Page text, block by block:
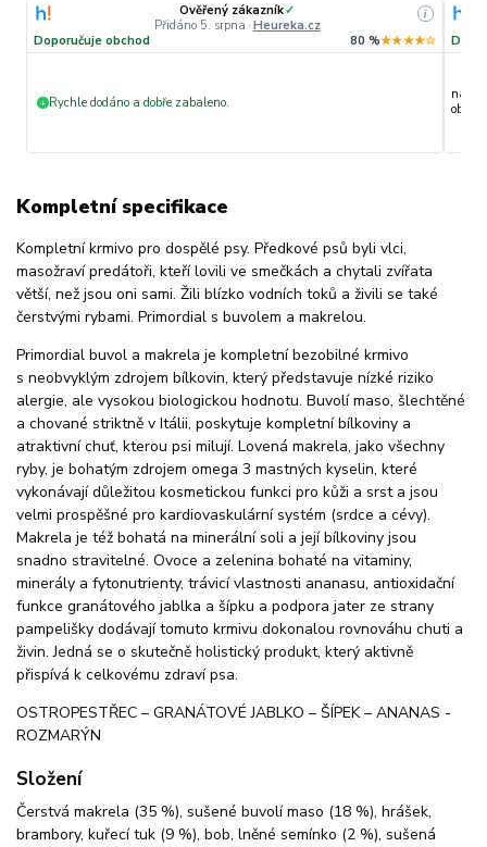
Ověřený zákazník✓
Přidáno 5. srpna · Heureka.cz
i
Doporučuje obchod 80 %★★★★☆
+ Rychle dodáno a dobře zabaleno.
Kompletní specifikace
Kompletní krmivo pro dospělé psy. Předkové psů byli vlci,
masožraví predátoři, kteří lovili ve smečkách a chytali zvířata
větší, než jsou oni sami. Žili blízko vodních toků a živili se také
čerstvými rybami. Primordial s buvolem a makrelou.
Primordial buvol a makrela je kompletní bezobilné krmivo
s neobvyklým zdrojem bílkovin, který představuje nízké riziko
alergie, ale vysokou biologickou hodnotu. Buvolí maso, šlechtěné
a chované striktně v Itálii, poskytuje kompletní bílkoviny a
atraktivní chuť, kterou psi milují. Lovená makrela, jako všechny
ryby, je bohatým zdrojem omega 3 mastných kyselin, které
vykonávají důležitou kosmetickou funkci pro kůži a srst a jsou
velmi prospěšné pro kardiovaskulární systém (srdce a cévy).
Makrela je též bohatá na minerální soli a její bílkoviny jsou
snadno stravitelné. Ovoce a zelenina bohaté na vitaminy,
minerály a fytonutrienty, trávicí vlastnosti ananasu, antioxidační
funkce granátového jablka a šípku a podpora jater ze strany
pampelišky dodávají tomuto krmivu dokonalou rovnováhu chuti a
živin. Jedná se o skutečně holistický produkt, který aktivně
přispívá k celkovému zdraví psa.
OSTROPESTŘEC – GRANÁTOVÉ JABLKO – ŠÍPEK – ANANAS -
ROZMARÝN
Složení
Čerstvá makrela (35 %), sušené buvolí maso (18 %), hrášek,
brambory, kuřecí tuk (9 %), bob, lněné semínko (2 %), sušená